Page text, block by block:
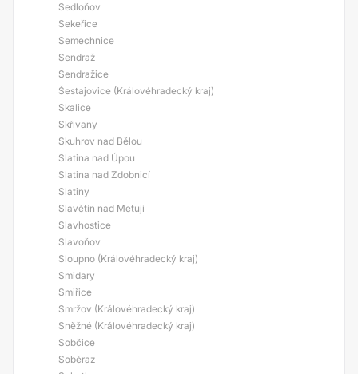
Sedloňov
Sekeřice
Semechnice
Sendraž
Sendražice
Šestajovice (Královéhradecký kraj)
Skalice
Skřivany
Skuhrov nad Bělou
Slatina nad Úpou
Slatina nad Zdobnicí
Slatiny
Slavětín nad Metuji
Slavhostice
Slavoňov
Sloupno (Královéhradecký kraj)
Smidary
Smiřice
Smržov (Královéhradecký kraj)
Sněžné (Královéhradecký kraj)
Sobčice
Soběraz